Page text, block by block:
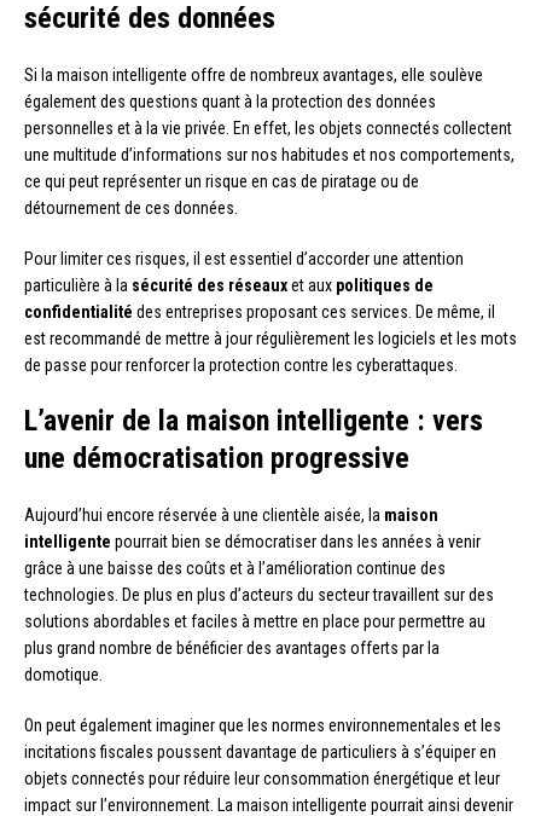
sécurité des données
Si la maison intelligente offre de nombreux avantages, elle soulève
également des questions quant à la protection des données
personnelles et à la vie privée. En effet, les objets connectés collectent
une multitude d’informations sur nos habitudes et nos comportements,
ce qui peut représenter un risque en cas de piratage ou de
détournement de ces données.
Pour limiter ces risques, il est essentiel d’accorder une attention
particulière à la sécurité des réseauxet aux politiques de
confidentialité des entreprises proposant ces services. De même, il
est recommandé de mettre à jour régulièrement les logiciels et les mots
de passe pour renforcer la protection contre les cyberattaques.
L’avenir de la maison intelligente : vers
une démocratisation progressive
Aujourd’hui encore réservée à une clientèle aisée, la maison
intelligente pourrait bien se démocratiser dans les années à venir
grâce à une baisse des coûts et à l’amélioration continue des
technologies. De plus en plus d’acteurs du secteur travaillent sur des
solutions abordables et faciles à mettre en place pour permettre au
plus grand nombre de bénéficier des avantages offerts par la
domotique.
On peut également imaginer que les normes environnementales et les
incitations fiscales poussent davantage de particuliers à s’équiper en
objets connectés pour réduire leur consommation énergétique et leur
impact sur l’environnement. La maison intelligente pourrait ainsi devenir